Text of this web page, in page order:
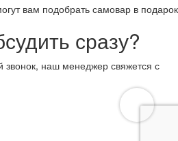
вам подобрать самовар в подарок
сразу?
звонок, наш менеджер свяжется с